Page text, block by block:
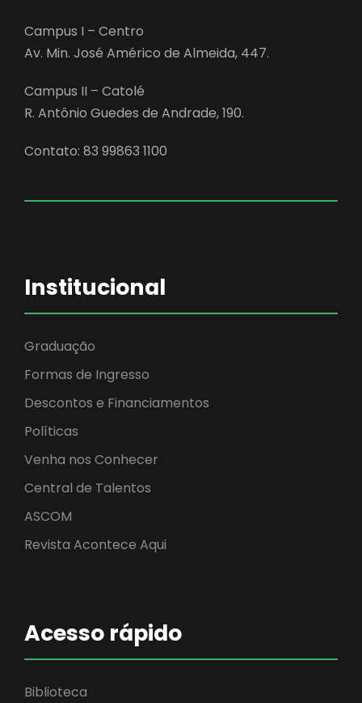
Campus I – Centro
Av. Min. José Américo de Almeida, 447.
Campus II – Catolé
R. Antônio Guedes de Andrade, 190.
Contato: 83 99863 1100
Institucional
Graduação
Formas de Ingresso
Descontos e Financiamentos
Políticas
Venha nos Conhecer
Central de Talentos
ASCOM
Revista Acontece Aqui
Acesso rápido
Biblioteca